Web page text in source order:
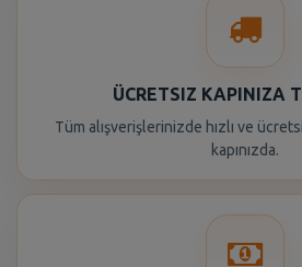
ÜCRETSIZ KAPINIZA
Tüm alışverişlerinizde hızlı ve
kapınızda.